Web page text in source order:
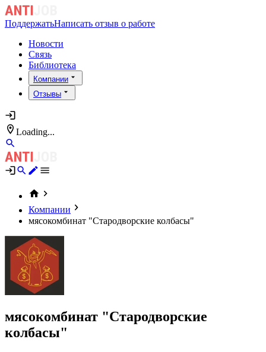
ПоддержатьНаписать отзыв о работе
Новости
Связь
Библиотека
Компании
Отзывы
Loading...
Компании
мясокомбинат "Стародворские колбасы"
мясокомбинат "Стародворские
колбасы"